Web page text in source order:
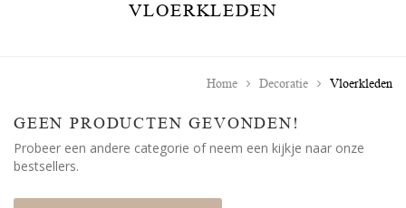
VLOERKLEDEN
Home Decoratie Vloerkleden
GEEN PRODUCTEN GEVONDEN!
Probeer een andere categorie of neem een kijkje naar onze
bestsellers.